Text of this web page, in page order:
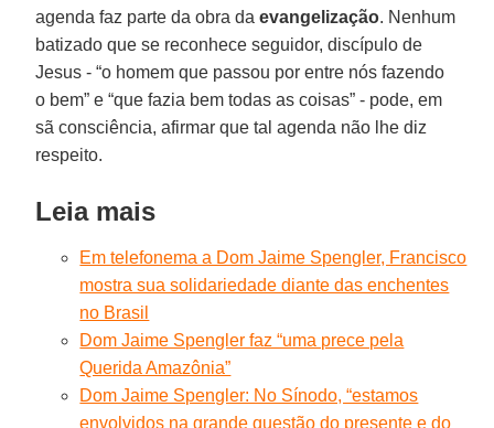
agenda faz parte da obra daevangelização. Nenhum
batizado que se reconhece seguidor, discípulo de
Jesus - “o homem que passou por entre nós fazendo
o bem” e “que fazia bem todas as coisas” - pode, em
sã consciência, afirmar que tal agenda não lhe diz
respeito.
Leia mais
Em telefonema a Dom Jaime Spengler, Francisco
mostra sua solidariedade diante das enchentes
no Brasil
Dom Jaime Spengler faz “uma prece pela
Querida Amazônia”
Dom Jaime Spengler: No Sínodo, “estamos
envolvidos na grande questão do presente e do